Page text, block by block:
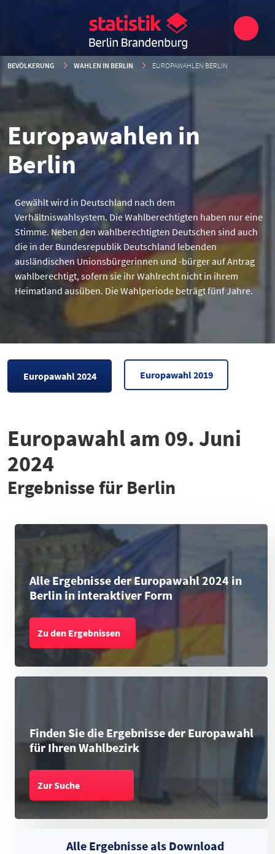
BEVÖLKERUNG WAHLEN IN BERLIN EUROPAWAHLEN BERLIN
Europawahlen in
Berlin
Gewählt wird in Deutschland nach dem
Verhältniswahlsystem. Die Wahlberechtigten haben nur eine
Stimme. Neben den wahlberechtigten Deutschen sind auch
die in der Bundesrepublik Deutschland lebenden
ausländischen Unionsbürgerinnen und -bürger auf Antrag
wahlberechtigt, sofern sie ihr Wahlrecht nicht in ihrem
Heimatland ausüben. Die Wahlperiode beträgt fünf Jahre.
Europawahl 2024 Europawahl 2019
Europawahl am 09. Juni
2024
Ergebnisse für Berlin
Alle Ergebnisse der Europawahl 2024 in
Berlin in interaktiver Form
Zu den Ergebnissen
Finden Sie die Ergebnisse der Europawahl
für Ihren Wahlbezirk
Zur Suche
Alle Ergebnisse als Download